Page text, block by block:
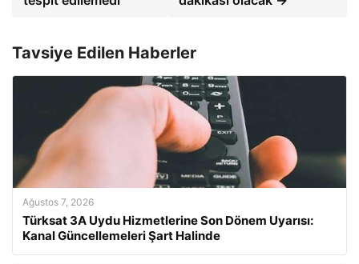
Tavsiye Edilen Haberler
Ağustos 7, 2026
Türksat 3A Uydu Hizmetlerine Son Dönem Uyarısı:
Kanal Güncellemeleri Şart Halinde